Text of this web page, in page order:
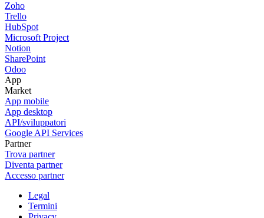
Zoho
Trello
HubSpot
Microsoft Project
Notion
SharePoint
Odoo
App
Market
App mobile
App desktop
API/sviluppatori
Google API Services
Partner
Trova partner
Diventa partner
Accesso partner
Legal
Termini